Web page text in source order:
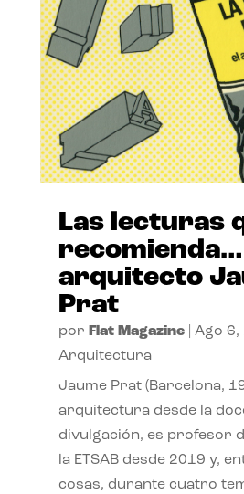
Las lecturas
arquitecto
Prat
por Flat Magazine| Ago 6,
Arquitectura
Jaume Prat (Barcelona,
arquitectura desde la
divulgación, es profesor
la ETSAB desde 2019 y,
cosas, durante cuatro